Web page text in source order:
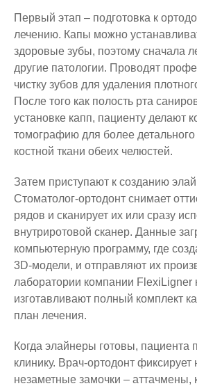
Первый этап – подготовка к
лечению. Капы можно
здоровые зубы, поэтому сначала
другие патологии. Проводят
чистку зубов для удаления
После того как полость рта
установке капп, пациенту делают
томографию для более детального
костной ткани обеих челюстей.
Затем приступают к созданию
Стоматолог-ортодонт снимает
рядов и сканирует их или сразу
внутриротовой сканер. Данные
компьютерную программу, где
3D-модели, и отправляют их
лаборатории компании FlexiLigner
изготавливают полный комплект
план лечения.
Когда элайнеры готовы, пациента
клинику. Врач-ортодонт фиксирует
незаметные замочки – аттачмены,